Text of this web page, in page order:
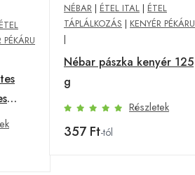
ÉTEL
PÉKÁRU
NÉBAR | ÉTEL ITAL | ÉTEL
TÁPLÁLKOZÁS | KENYÉR PÉKÁRU
|
Nébar pászka kenyér 125
g
Részletek
357 Ft-tól